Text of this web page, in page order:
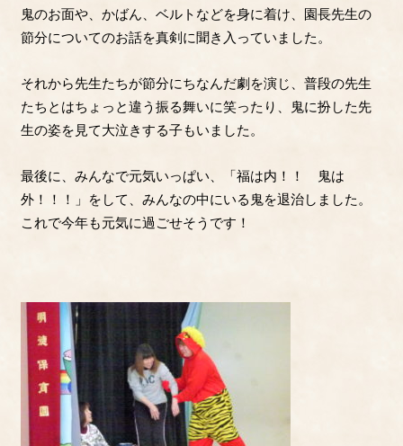
鬼のお面や、かばん、ベルトなどを身に着け、園長先生の
節分についてのお話を真剣に聞き入っていました。
それから先生たちが節分にちなんだ劇を演じ、普段の先生
たちとはちょっと違う振る舞いに笑ったり、鬼に扮した先
生の姿を見て大泣きする子もいました。
最後に、みんなで元気いっぱい、「福は内！！ 鬼は
外！！！」をして、 みんなの中にいる鬼を退治しました。
これで今年も元気に過ごせそうです！